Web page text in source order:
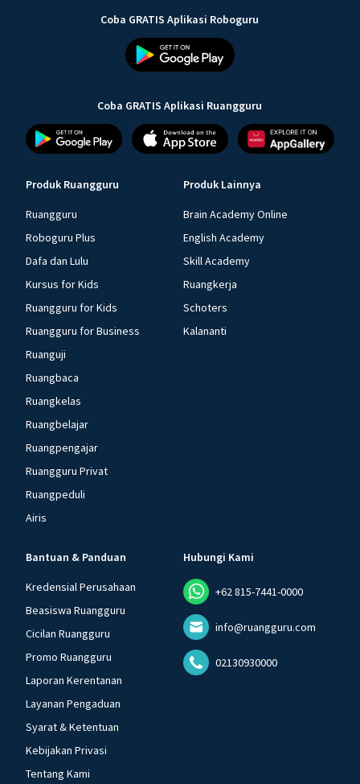
Coba GRATIS Aplikasi Roboguru
Coba GRATIS Aplikasi Ruangguru
Produk Ruangguru
Ruangguru
Roboguru Plus
Dafa dan Lulu
Kursus for Kids
Ruangguru for Kids
Ruangguru for Business
Ruanguji
Ruangbaca
Ruangkelas
Ruangbelajar
Ruangpengajar
Ruangguru Privat
Ruangpeduli
Airis
Produk Lainnya
Brain Academy Online
English Academy
Skill Academy
Ruangkerja
Schoters
Kalananti
Bantuan & Panduan
Kredensial Perusahaan
Beasiswa Ruangguru
Cicilan Ruangguru
Promo Ruangguru
Laporan Kerentanan
Layanan Pengaduan
Syarat & Ketentuan
Kebijakan Privasi
Tentang Kami
Hubungi Kami
+62 815-7441-0000
info@ruangguru.com
02130930000